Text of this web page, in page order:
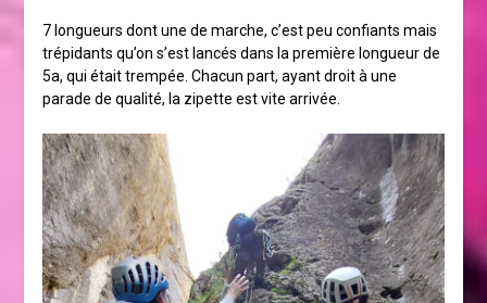
7 longueurs dont une de marche, c’est peu confiants mais
trépidants qu’on s’est lancés dans la première longueur de
5a, qui était trempée. Chacun part, ayant droit à une
parade de qualité, la zipette est vite arrivée.